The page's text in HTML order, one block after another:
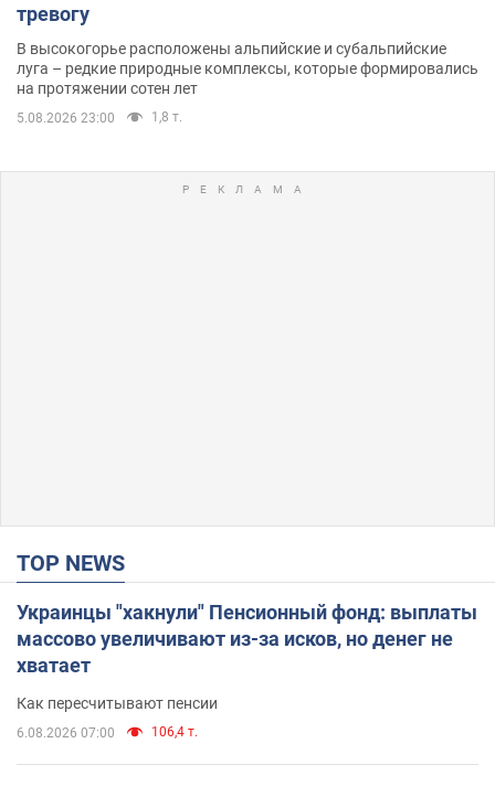
тревогу
В высокогорье расположены альпийские и субальпийские
луга – редкие природные комплексы, которые формировались
на протяжении сотен лет
5.08.2026 23:00 1,8 т.
TOP NEWS
Украинцы "хакнули" Пенсионный фонд: выплаты
массово увеличивают из-за исков, но денег не
хватает
Как пересчитывают пенсии
6.08.2026 07:00 106,4 т.